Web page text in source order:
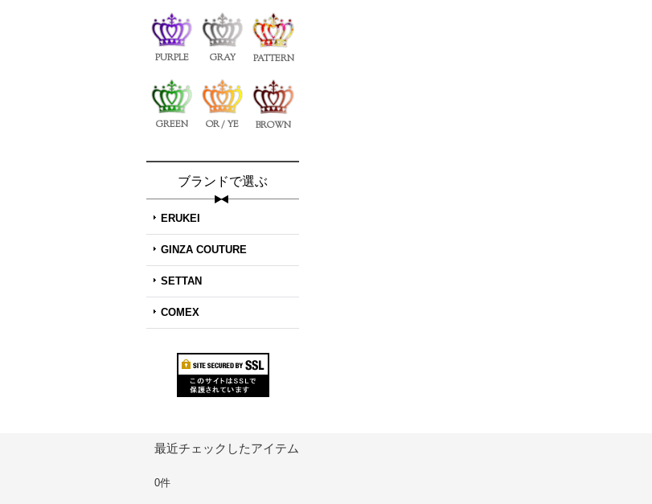
PURPLE GRAY PATTERN
GREEN OR / YE BROWN
ブランドで選ぶ
ERUKEI
GINZA COUTURE
SETTAN
COMEX
最近チェックしたアイテム
0件